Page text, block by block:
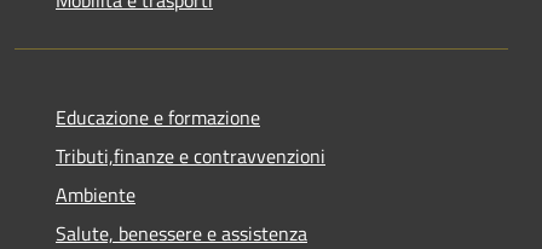
Educazione e formazione
Tributi,finanze e contravvenzioni
Ambiente
Salute, benessere e assistenza